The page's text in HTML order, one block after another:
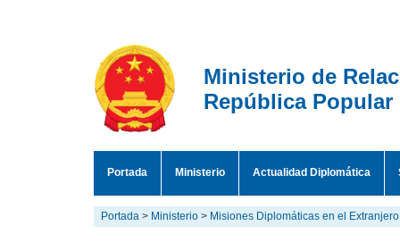
Ministerio de
República Popular
Portada Ministerio Actualidad Diplomática
Portada > Ministerio > Misiones Diplomáticas en el Extranjero